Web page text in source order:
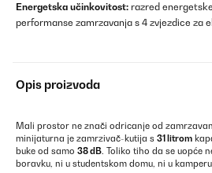
Energetska učinkovitost: razred
performanse zamrzavanja s 4 zvjezdice za
Opis proizvoda
Mali prostor ne znači odricanje od
minijaturna je zamrzivač-kutija s 31 litrom
buke od samo 38 dB. Toliko tiho da se uopće
boravku, ni u studentskom domu, ni u